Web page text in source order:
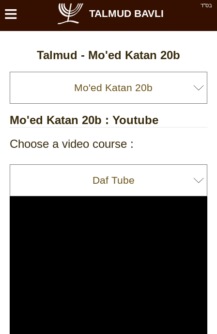
בס''ד ≡ TALMUD BAVLI
Talmud - Mo'ed Katan 20b
Mo'ed Katan 20b : Youtube
Choose a video course :